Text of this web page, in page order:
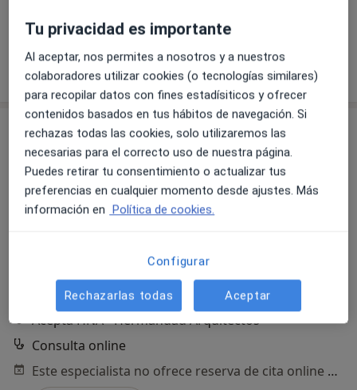
Pedir una cita
Lourdes Rodrigo Garcia
207 opiniones
Acepta HNA - Hermandad Arquitectos
Consulta online
Este especialista no ofrece reserva de cita online en esta dirección.
Tu privacidad es importante
Al aceptar, nos permites a nosotros y a nuestros
colaboradores utilizar cookies (o tecnologías similares)
para recopilar datos con fines estadísiticos y ofrecer
contenidos basados en tus hábitos de navegación. Si
rechazas todas las cookies, solo utilizaremos las
necesarias para el correcto uso de nuestra página.
Puedes retirar tu consentimiento o actualizar tus
preferencias en cualquier momento desde ajustes. Más
información en Política de cookies.
Configurar
Rechazarlas todas Aceptar